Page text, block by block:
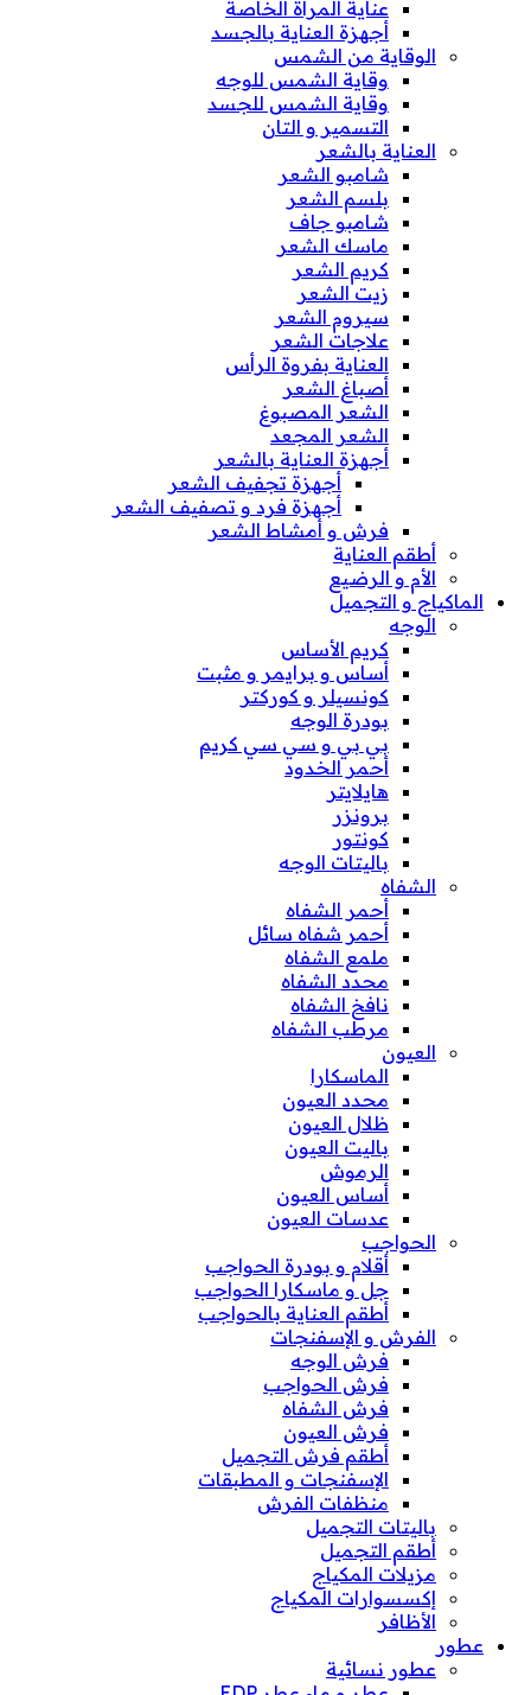
عناية المرأة الخاصة
أجهزة العناية بالجسد
الوقاية من الشمس
وقاية الشمس للوجه
وقاية الشمس للجسد
التسمير و التان
العناية بالشعر
شامبو الشعر
بلسم الشعر
شامبو جاف
ماسك الشعر
كريم الشعر
زيت الشعر
سيروم الشعر
علاجات الشعر
العناية بفروة الرأس
أصباغ الشعر
الشعر المصبوغ
الشعر المجعد
أجهزة العناية بالشعر
أجهزة تجفيف الشعر
أجهزة فرد و تصفيف الشعر
فرش و أمشاط الشعر
أطقم العناية
الأم و الرضيع
الماكياج و التجميل
الوجه
كريم الأساس
أساس و برايمر و مثبت
كونسيلر و كوركتر
بودرة الوجه
بي بي و سي سي كريم
أحمر الخدود
هايلايتر
برونزر
كونتور
باليتات الوجه
الشفاه
أحمر الشفاه
أحمر شفاه سائل
ملمع الشفاه
محدد الشفاه
نافخ الشفاه
مرطب الشفاه
العيون
الماسكارا
محدد العيون
ظلال العيون
باليت العيون
الرموش
أساس العيون
عدسات العيون
الحواجب
أقلام و بودرة الحواجب
جل و ماسكارا الحواجب
أطقم العناية بالحواجب
الفرش و الإسفنجات
فرش الوجه
فرش الحواجب
فرش الشفاه
فرش العيون
أطقم فرش التجميل
الإسفنجات و المطبقات
منظفات الفرش
باليتات التجميل
أطقم التجميل
مزيلات المكياج
إكسسوارات المكياج
الأظافر
عطور
عطور نسائية